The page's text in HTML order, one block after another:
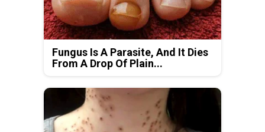
Fungus Is A Parasite, And It Dies
From A Drop Of Plain...